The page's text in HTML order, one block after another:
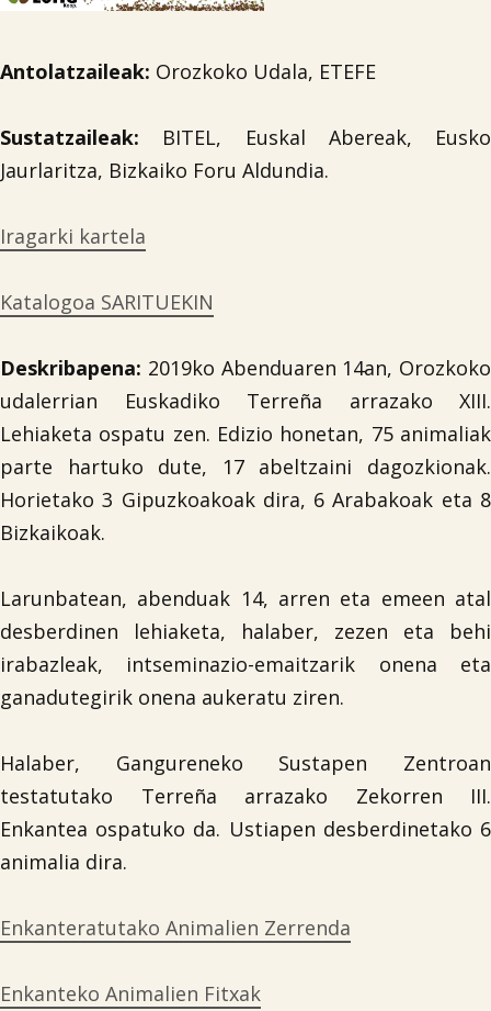
Antolatzaileak: Orozkoko Udala, ETEFE
Sustatzaileak: BITEL, Euskal Abereak, Eusko
Jaurlaritza, Bizkaiko Foru Aldundia.
Iragarki kartela
Katalogoa SARITUEKIN
Deskribapena: 2019ko Abenduaren 14an, Orozkoko
udalerrian Euskadiko Terreña arrazako XIII.
Lehiaketa ospatu zen. Edizio honetan, 75 animaliak
parte hartuko dute, 17 abeltzaini dagozkionak.
Horietako 3 Gipuzkoakoak dira, 6 Arabakoak eta 8
Bizkaikoak.
Larunbatean, abenduak 14, arren eta emeen atal
desberdinen lehiaketa, halaber, zezen eta behi
irabazleak, intseminazio-emaitzarik onena eta
ganadutegirik onena aukeratu ziren.
Halaber, Gangureneko Sustapen Zentroan
testatutako Terreña arrazako Zekorren III.
Enkantea ospatuko da. Ustiapen desberdinetako 6
animalia dira.
Enkanteratutako Animalien Zerrenda
Enkanteko Animalien Fitxak